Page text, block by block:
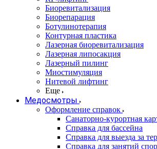
Биоревитализация
Биорепарация
Ботулинотерапия
Контурная пластика
Лазерная биоревитализация
Лазерная липосакция
Лазерный пилинг
Миостимуляция
Нитевой лифтинг
Еще
Медосмотры
Оформление справок
Санаторно-курортная
Справка для бассейна
Справка для выезда за
Справка для занятий